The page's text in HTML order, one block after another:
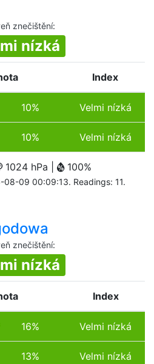
znečištění:
nízká
Index
10% Velmi nízká
10% Velmi nízká
1024 hPa | 100%
08-09 00:09:13. Readings: 11.
znečištění:
nízká
Index
16% Velmi nízká
13% Velmi nízká